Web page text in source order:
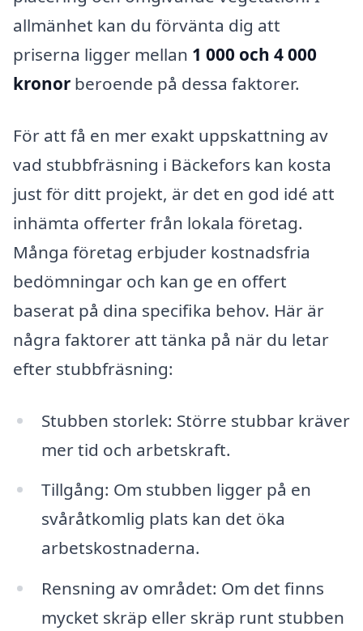
allmänhet kan du förvänta dig att
priserna ligger mellan 1 000 och 4 000
kronor beroende på dessa faktorer.
För att få en mer exakt uppskattning av
vad stubbfräsning i Bäckefors kan kosta
just för ditt projekt, är det en god idé att
inhämta offerter från lokala företag.
Många företag erbjuder kostnadsfria
bedömningar och kan ge en offert
baserat på dina specifika behov. Här är
några faktorer att tänka på när du letar
efter stubbfräsning:
Stubben storlek: Större stubbar kräver
mer tid och arbetskraft.
Tillgång: Om stubben ligger på en
svåråtkomlig plats kan det öka
arbetskostnaderna.
Rensning av området: Om det finns
mycket skräp eller skräp runt stubben